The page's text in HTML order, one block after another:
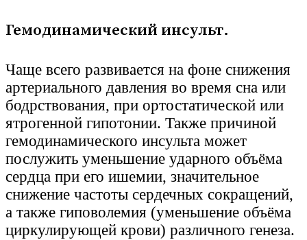
Гемодинамический инсульт.
Чаще всего развивается на фоне снижения
артериального давления во время сна или
бодрствования, при ортостатической или
ятрогенной гипотонии. Также причиной
гемодинамического инсульта может
послужить уменьшение ударного объёма
сердца при его ишемии, значительное
снижение частоты сердечных сокращений,
а также гиповолемия (уменьшение объёма
циркулирующей крови) различного генеза.